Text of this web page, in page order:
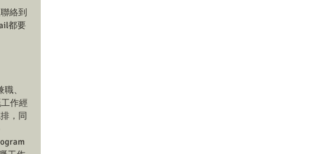
絡到
都要
、
作經
，同